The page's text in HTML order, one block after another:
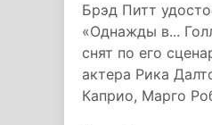
Брэд Питт
«Однажды в...
снят по его
актера Рика
Каприо, Марго